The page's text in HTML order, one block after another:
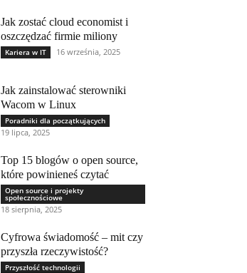
Jak zostać cloud economist i
oszczędzać firmie miliony
Kariera w IT 16 września, 2025
Jak zainstalować sterowniki
Wacom w Linux
Poradniki dla początkujących
19 lipca, 2025
Top 15 blogów o open source,
które powinieneś czytać
Open source i projekty
społecznościowe
18 sierpnia, 2025
Cyfrowa świadomość – mit czy
przyszła rzeczywistość?
Przyszłość technologii